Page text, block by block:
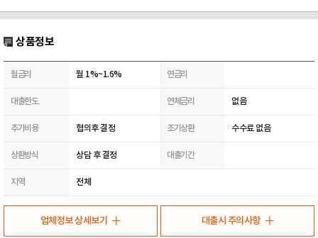
상품정보
월금리 월 1%~1.6% 연금리
대출한도 연체금리 없음
추가비용 협의후 결정 조기상환 수수료 없음
상환방식 상담 후 결정 대출기간
지역 전체
업체정보 상세보기 대출시 주의사항